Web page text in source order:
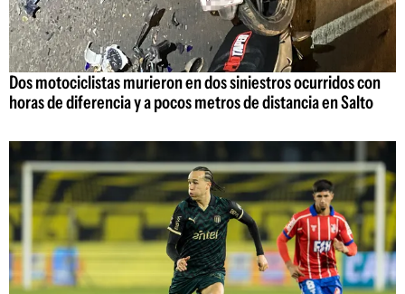
Dos motociclistas murieron en dos siniestros ocurridos con
horas de diferencia y a pocos metros de distancia en Salto